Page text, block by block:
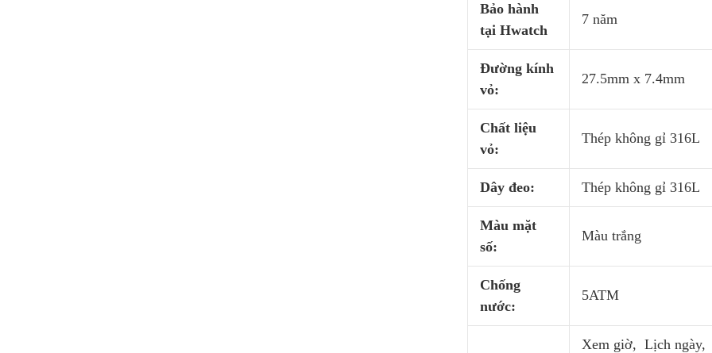
Bảo hành
tại Hwatch
7 năm
Đường kính
vỏ:
27.5mm x 7.4mm
Chất liệu
vỏ:
Thép không gỉ 316L
Dây đeo: Thép không gỉ 316L
Màu mặt
số:
Màu trắng
Chống
nước:
5ATM
Xem giờ, Lịch ngày,